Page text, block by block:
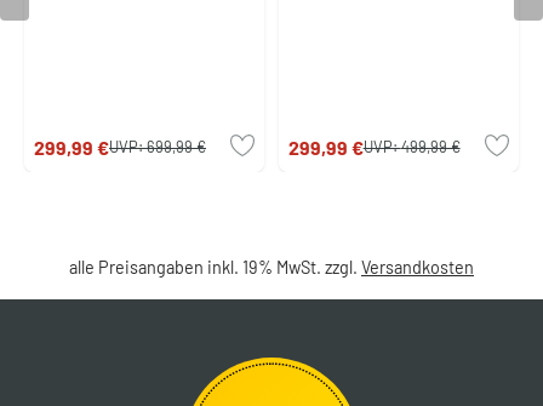
299,99 €UVP:699,99 € 299,99 €UVP:499,99 €
alle Preisangaben inkl. 19% MwSt. zzgl. Versandkosten